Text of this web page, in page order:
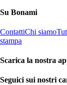
Su Bonami
ContattiChi siamo
stampa
Scarica la nostra
Seguici sui nostri